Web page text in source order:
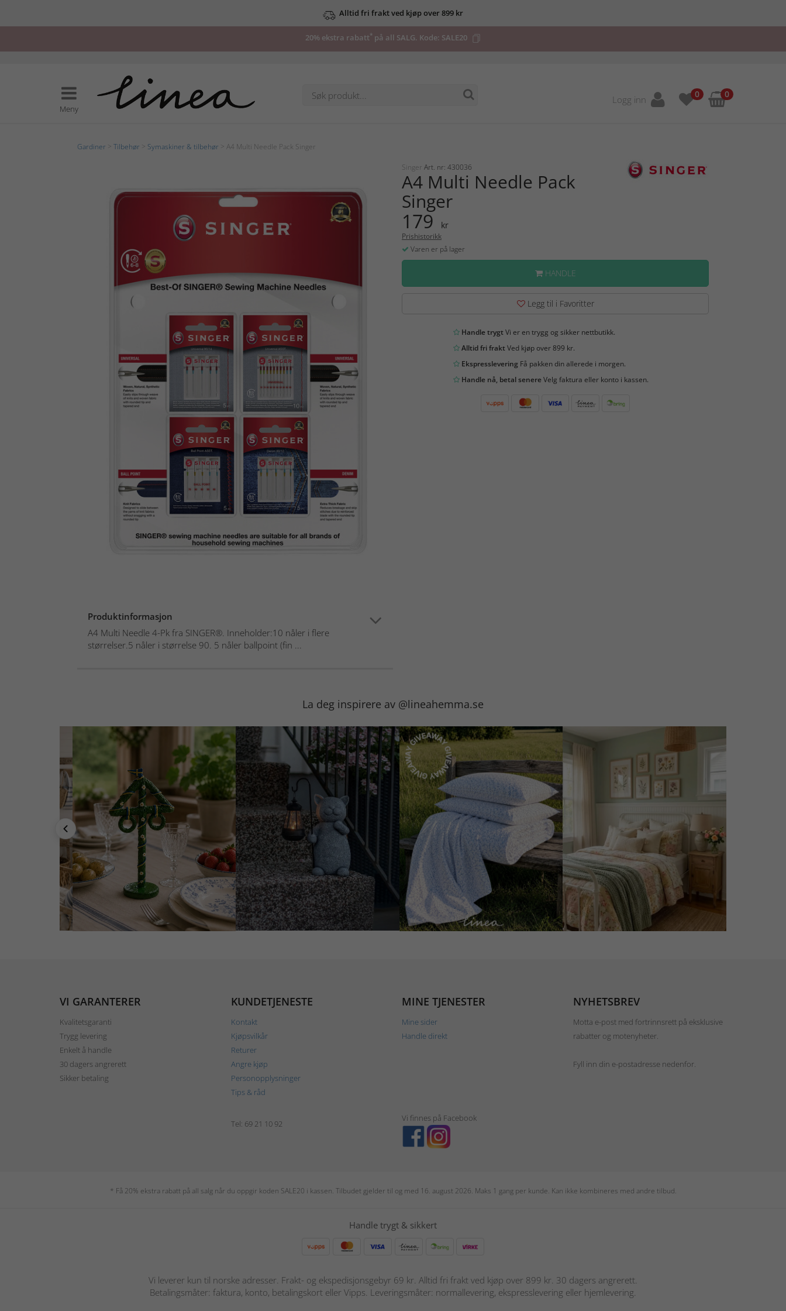
Alltid fri frakt ved kjøp over 899 kr
20% ekstra rabatt* på all SALG. Kode: SALE20
Meny
Logg inn 0 0
Gardiner Tilbehør Symaskiner & tilbehør > A4 Multi Needle Pack Singer
Produktinformasjon
A4 Multi Needle 4-Pk fra SINGER®. Inneholder:10 nåler i flere
størrelser.5 nåler i størrelse 90. 5 nåler ballpoint (fin ...
Singer Art. nr: 430036
A4 Multi Needle Pack
Singer
179 kr
Prishistorikk
Varen er på lager
HANDLE
Legg til i Favoritter
Handle trygtVi er en trygg og sikker nettbutikk.
Alltid fri fraktVed kjøp over 899 kr.
EkspressleveringFå pakken din allerede i morgen.
Handle nå, betal senereVelg faktura eller konto i kassen.
La deg inspirere av @lineahemma.se
VI GARANTERER
Kvalitetsgaranti
Trygg levering
Enkelt å handle
30 dagers angrerett
Sikker betaling
KUNDETJENESTE
Kontakt
Kjøpsvilkår
Returer
Angre kjøp
Personopplysninger
Tips & råd
MINE TJENESTER
Mine sider
Handle direkt
NYHETSBREV
Motta e-post med fortrinnsrett på eksklusive
rabatter og motenyheter.
Fyll inn din e-postadresse nedenfor.
Tel: 69 21 10 92
Vi finnes på Facebook
* Få 20% ekstra rabatt på all salg når du oppgir koden SALE20 i kassen. Tilbudet gjelder til og med 16. august 2026. Maks 1 gang per kunde. Kan ikke kombineres med andre tilbud.
Handle trygt & sikkert
Vi leverer kun til norske adresser. Frakt- og ekspedisjonsgebyr 69 kr. Alltid fri frakt ved kjøp over 899 kr. 30 dagers angrerett.
Betalingsmåter: faktura, konto, betalingskort eller Vipps. Leveringsmåter: normallevering, ekspresslevering eller hjemlevering.